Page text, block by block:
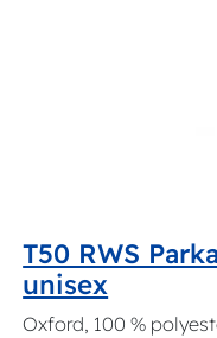
T50 RWS
unisex
Oxford, 100 %